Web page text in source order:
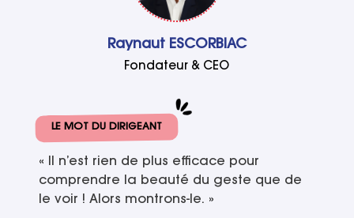
Raynaut ESCORBIAC
Fondateur & CEO
LE MOT DU DIRIGEANT
« Il n’est rien de plus efficace pour
comprendre la beauté du geste que de
le voir ! Alors montrons-le. »